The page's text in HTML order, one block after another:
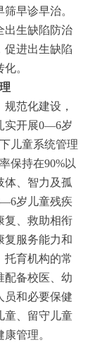
早诊早治。
出生缺陷防治
促进出生缺陷
。
范化建设，
实开展0—6岁
儿童系统管理
保持在90%以
体、智力及孤
岁儿童残疾
复、救助相衔
复服务能力和
托育机构的常
配备校医、幼
员和必要保健
童、留守儿童
管理。